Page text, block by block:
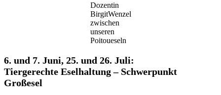
Dozentin
BirgitWenzel
zwischen
unseren
Poitoueseln
6. und 7. Juni, 25. und 26. Juli:
Tiergerechte Eselhaltung – Schwerpunkt
Großesel